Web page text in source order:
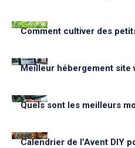
Comment cultiver des
Meilleur hébergement site
Quels sont les meilleurs
Calendrier de l’Avent DIY